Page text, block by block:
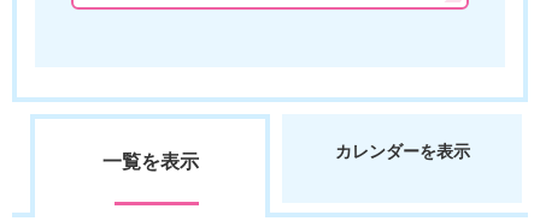
一覧を表示 カレンダーを表示